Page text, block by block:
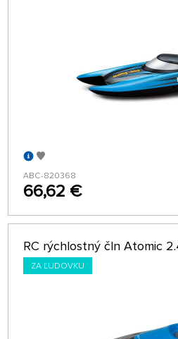
ABC-820368
66,62 €
RC rýchlostný čln Atomic
ZA ĽUDOVKU